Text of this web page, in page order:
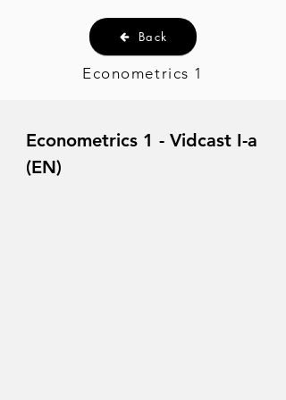
Back
Econometrics 1
Econometrics 1 - Vidcast I-a
(EN)